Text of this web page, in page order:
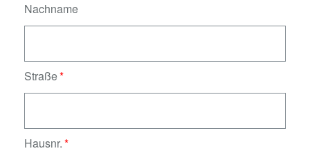
Nachname
Straße
Hausnr.